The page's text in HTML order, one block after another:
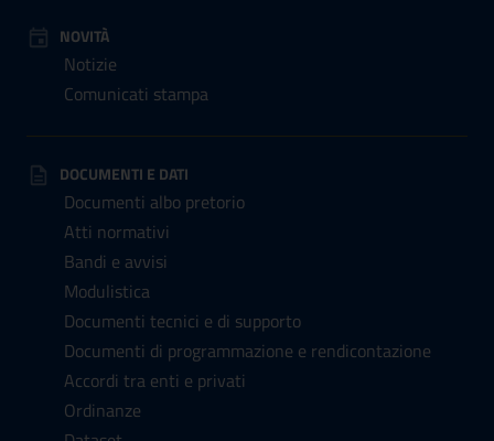
NOVITÀ
Notizie
Comunicati stampa
DOCUMENTI E DATI
Documenti albo pretorio
Atti normativi
Bandi e avvisi
Modulistica
Documenti tecnici e di supporto
Documenti di programmazione e rendicontazione
Accordi tra enti e privati
Ordinanze